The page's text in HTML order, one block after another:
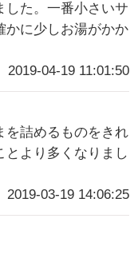
した。一番小さいサ
かに少しお湯がかか
2019-04-19 11:01:50
を詰めるものをきれ
とより多くなりまし
2019-03-19 14:06:25